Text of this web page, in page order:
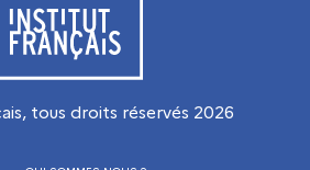
tous droits réservés 2026